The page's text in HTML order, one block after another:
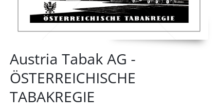
Austria Tabak AG -
ÖSTERREICHISCHE
TABAKREGIE